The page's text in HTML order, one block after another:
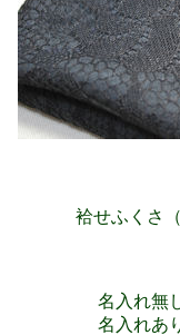
袷せふくさ
名入れ無
名入れあ